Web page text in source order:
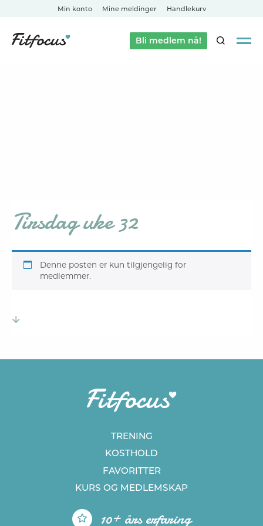
Min konto Mine meldinger Handlekurv
Bli medlem nå!SØK
Tirsdag uke 32
Denne posten er kun tilgjengelig for
medlemmer.
TRENING
KOSTHOLD
FAVORITTER
KURS OG MEDLEMSKAP
10+ års erfaring